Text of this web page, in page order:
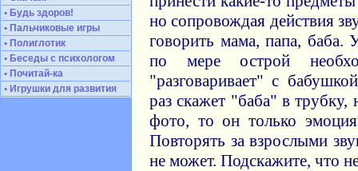
• Будь здоров!
• Пальчиковые игры
• Полиглотик
• Беседы с психологом
• Почитай-ка
• Игрушки для развития
но сопровождая действия
говорить мама, папа, баба.
по мере острой
"разговаривает" с
раз скажет "баба" в
фото, то он только
Повторять за взрослыми
не может. Подскажите, что